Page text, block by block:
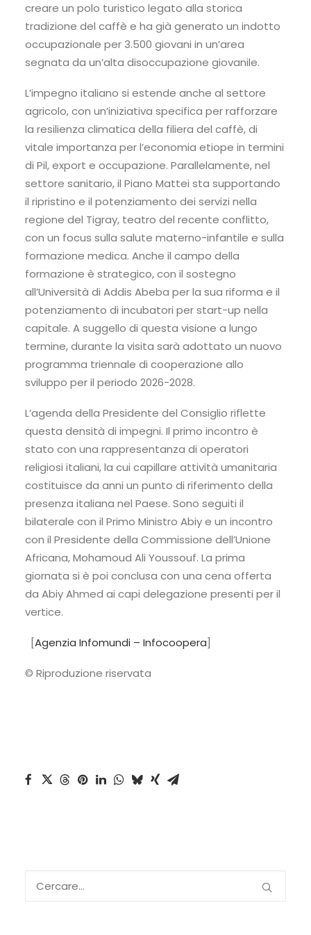
creare un polo turistico legato alla storica
tradizione del caffè e ha già generato un indotto
occupazionale per 3.500 giovani in un’area
segnata da un’alta disoccupazione giovanile.
L’impegno italiano si estende anche al settore
agricolo, con un’iniziativa specifica per rafforzare
la resilienza climatica della filiera del caffè, di
vitale importanza per l’economia etiope in termini
di Pil, export e occupazione. Parallelamente, nel
settore sanitario, il Piano Mattei sta supportando
il ripristino e il potenziamento dei servizi nella
regione del Tigray, teatro del recente conflitto,
con un focus sulla salute materno-infantile e sulla
formazione medica. Anche il campo della
formazione è strategico, con il sostegno
all’Università di Addis Abeba per la sua riforma e il
potenziamento di incubatori per start-up nella
capitale. A suggello di questa visione a lungo
termine, durante la visita sarà adottato un nuovo
programma triennale di cooperazione allo
sviluppo per il periodo 2026-2028.
L’agenda della Presidente del Consiglio riflette
questa densità di impegni. Il primo incontro è
stato con una rappresentanza di operatori
religiosi italiani, la cui capillare attività umanitaria
costituisce da anni un punto di riferimento della
presenza italiana nel Paese. Sono seguiti il
bilaterale con il Primo Ministro Abiy e un incontro
con il Presidente della Commissione dell’Unione
Africana, Mohamoud Ali Youssouf. La prima
giornata si è poi conclusa con una cena offerta
da Abiy Ahmed ai capi delegazione presenti per il
vertice.
[Agenzia Infomundi – Infocoopera]
© Riproduzione riservata